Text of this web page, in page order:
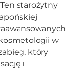
starożytny
w
który
i